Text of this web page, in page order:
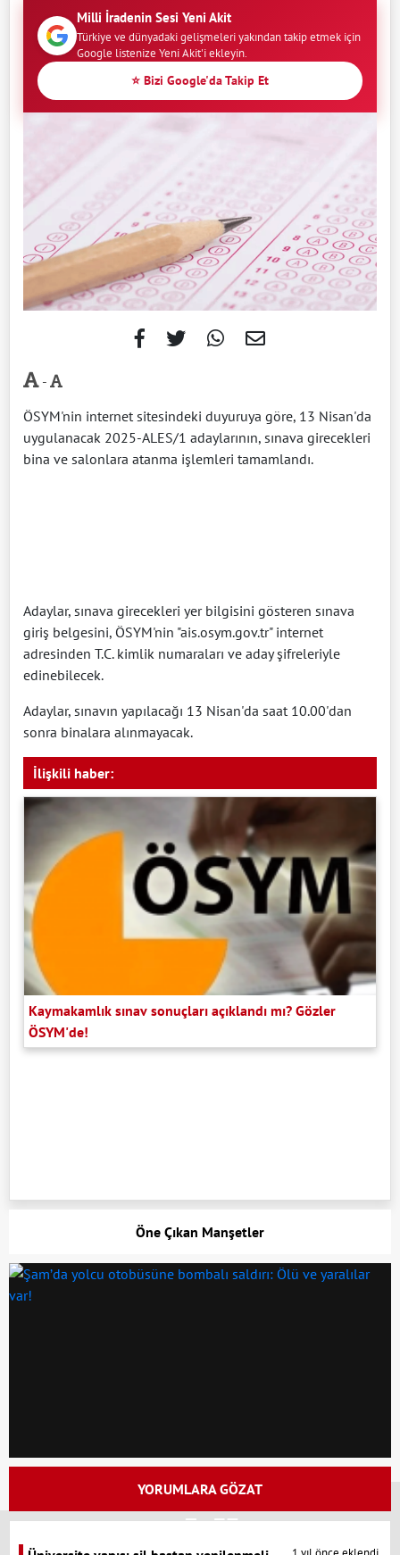
Milli İradenin Sesi Yeni Akit
Türkiye ve dünyadaki gelişmeleri yakından takip etmek için
Google listenize Yeni Akit'i ekleyin.
⭐ Bizi Google'da Takip Et
-
ÖSYM'nin internet sitesindeki duyuruya göre, 13 Nisan'da
uygulanacak 2025-ALES/1 adaylarının, sınava girecekleri
bina ve salonlara atanma işlemleri tamamlandı.
Adaylar, sınava girecekleri yer bilgisini gösteren sınava
giriş belgesini, ÖSYM'nin "ais.osym.gov.tr" internet
adresinden T.C. kimlik numaraları ve aday şifreleriyle
edinebilecek.
Adaylar, sınavın yapılacağı 13 Nisan'da saat 10.00'dan
sonra binalara alınmayacak.
İlişkili haber:
Kaymakamlık sınav sonuçları açıklandı mı? Gözler
ÖSYM'de!
Öne Çıkan Manşetler
YORUMLARA GÖZAT